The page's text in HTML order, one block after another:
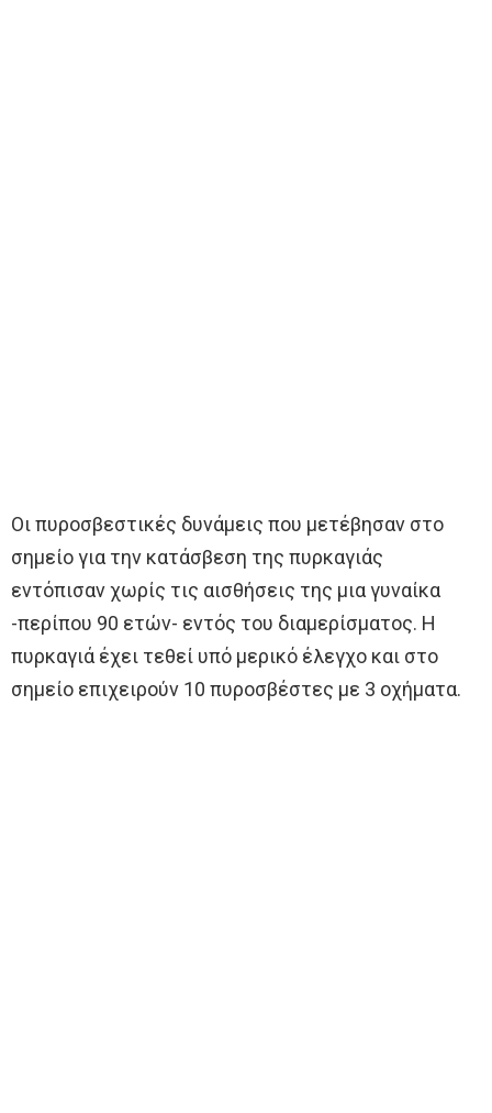
Οι πυροσβεστικές δυνάμεις που μετέβησαν στο
σημείο για την κατάσβεση της πυρκαγιάς
εντόπισαν χωρίς τις αισθήσεις της μια γυναίκα
-περίπου 90 ετών- εντός του διαμερίσματος. Η
πυρκαγιά έχει τεθεί υπό μερικό έλεγχο και στο
σημείο επιχειρούν 10 πυροσβέστες με 3 οχήματα.